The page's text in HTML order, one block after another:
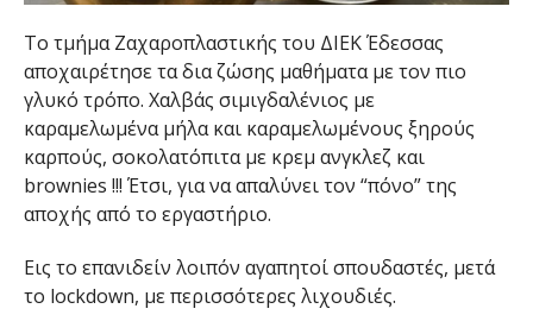
Το τμήμα Ζαχαροπλαστικής του ΔΙΕΚ Έδεσσας
αποχαιρέτησε τα δια ζώσης μαθήματα με τον πιο
γλυκό τρόπο. Χαλβάς σιμιγδαλένιος με
καραμελωμένα μήλα και καραμελωμένους ξηρούς
καρπούς, σοκολατόπιτα με κρεμ ανγκλεζ και
brownies !!! Έτσι, για να απαλύνει τον “πόνο” της
αποχής από το εργαστήριο.
Εις το επανιδείν λοιπόν αγαπητοί σπουδαστές, μετά
το lockdown, με περισσότερες λιχουδιές.